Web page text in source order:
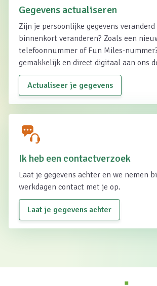
Gegevens actualiseren
Zijn je persoonlijke gegevens veranderd
binnenkort veranderen? Zoals een
telefoonnummer of Fun Miles-
gemakkelijk en direct digitaal aan ons
Actualiseer je gegevens
Ik heb een contactverzoek
Laat je gegevens achter en we nemen
werkdagen contact met je op.
Laat je gegevens achter